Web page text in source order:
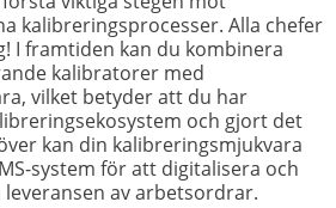
kalibreringsprocesser. Alla chefer
I framtiden kan du kombinera
kalibratorer med
vilket betyder att du har
och gjort det
kan din kalibreringsmjukvara
system för att digitalisera och
av arbetsordrar.